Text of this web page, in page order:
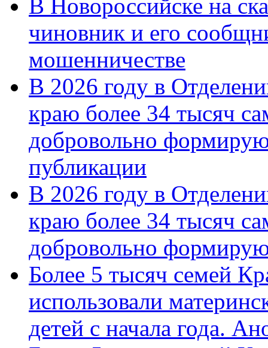
В Новороссийске на
чиновник и его
мошенничестве
В 2026 году в
краю более 34 тысяч
добровольно
публикации
В 2026 году в
краю более 34 тысяч
добровольно
Более 5 тысяч семей
использовали
детей с начала года.